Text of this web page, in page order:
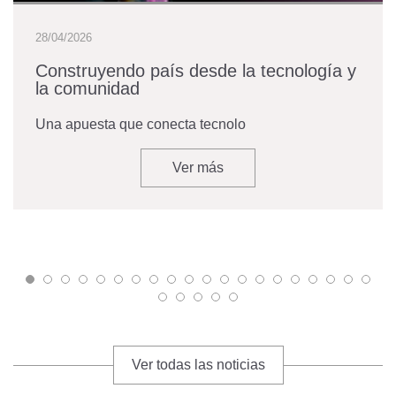
28/04/2026
Construyendo país desde la tecnología y
la comunidad
Una apuesta que conecta tecnolo
Ver más
Ver todas las noticias